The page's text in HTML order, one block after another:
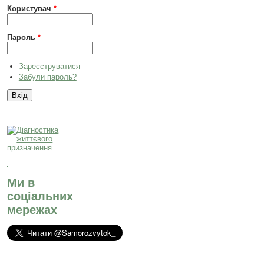
Користувач*
Пароль*
Зареєструватися
Забули пароль?
Ми в
соціальних
мережах